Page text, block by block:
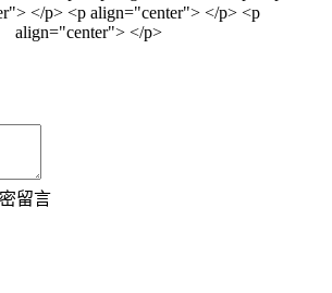
</p> <p align="center"> </p> <p
align="center"> </p>
留言